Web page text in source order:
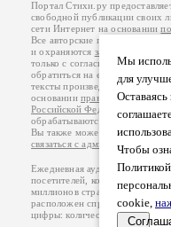
Мы
для
Оставаясь
Чтобы
cookie,
Портал Стихи.ру
свободной публикации своих
сети Интернет на основании
Все авторские права на
и охраняются законом
.
только с согласия его автора,
обратиться на его авторской
тексты произведений авторы
основанииправил публикации
Российской Федерации
обрабатываются на основании
Вы также можете посмотреть
связаться с администрацией
Ежедневная аудитория
посетителей, которые в
миллионов страниц по данным
расположен справа от этого
цифры: количество просмотров